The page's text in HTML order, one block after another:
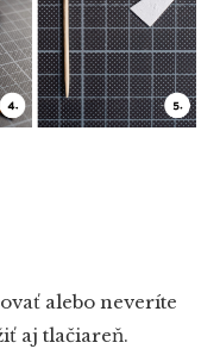
alebo neveríte
aj tlačiareň.